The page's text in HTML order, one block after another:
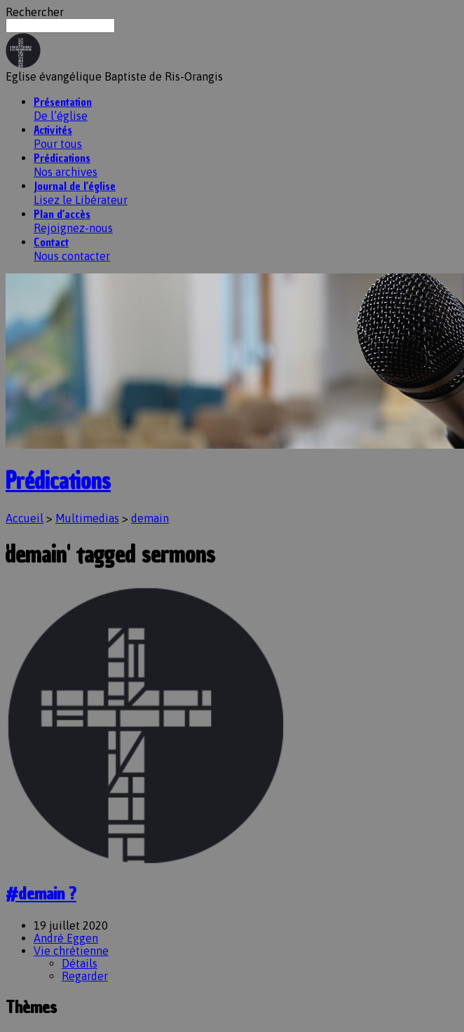
Rechercher
Eglise évangélique Baptiste de Ris-Orangis
Présentation
De l’église
Activités
Pour tous
Prédications
Nos archives
Journal de l’église
Lisez le Libérateur
Plan d’accès
Rejoignez-nous
Contact
Nous contacter
Prédications
Accueil > Multimedias > demain
'demain' tagged sermons
#demain ?
19 juillet 2020
André Eggen
Vie chrétienne
Détails
Regarder
Thèmes